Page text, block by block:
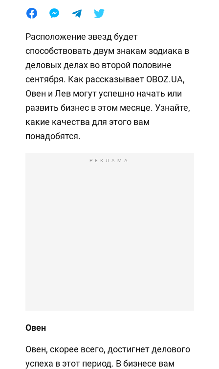
Расположение звезд будет
способствовать двум знакам зодиака в
деловых делах во второй половине
сентября. Как рассказывает OBOZ.UA,
Овен и Лев могут успешно начать или
развить бизнес в этом месяце. Узнайте,
какие качества для этого вам
понадобятся.
РЕКЛАМА
Овен
Овен, скорее всего, достигнет делового
успеха в этот период. В бизнесе вам